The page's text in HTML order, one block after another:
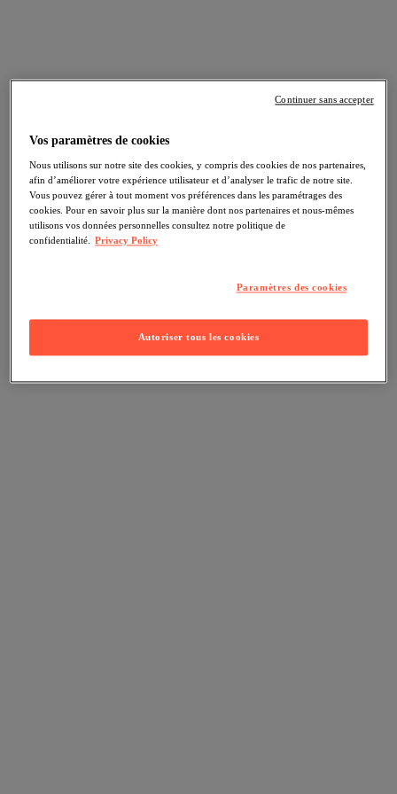
Vos paramètres de cookies
Nous utilisons sur notre site des cookies, y compris des cookies de nos partenaires,
afin d’améliorer votre expérience utilisateur et d’analyser le trafic de notre site.
Vous pouvez gérer à tout moment vos préférences dans les paramétrages des
cookies. Pour en savoir plus sur la manière dont nos partenaires et nous-mêmes
utilisons vos données personnelles consultez notre politique de
confidentialité. Privacy Policy
Paramètres des cookies
Autoriser tous les cookies
Continuer sans accepter